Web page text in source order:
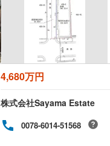
4,680万円
株式会社Sayama Estate
0078-6014-51568